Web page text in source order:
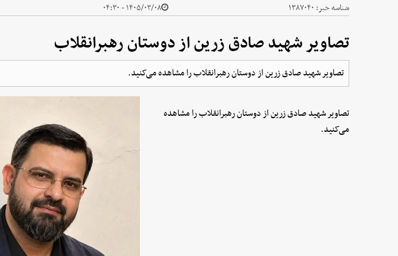
شناسه خبر: ۱۳۸۷۰۴۰ ۱۴۰۵/۰۳/۰۸ - ۰۴:۳۰
تصاویر شهید صادق زرین از دوستان رهبرانقلاب
تصاویر شهید صادق زرین از دوستان رهبرانقلاب را مشاهده می‌کنید.
تصاویر شهید صادق زرین از دوستان رهبرانقلاب را مشاهده
می‌کنید.